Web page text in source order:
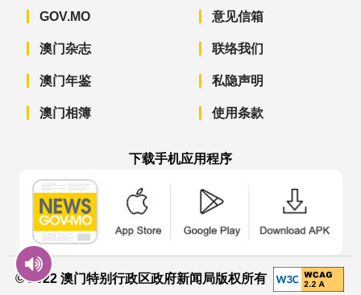
GOV.MO
澳门杂志
澳门年鉴
澳门相簿
意见信箱
联络我们
私隐声明
使用条款
下载手机应用程序
© 2022 澳门特别行政区政府新闻局版权所有